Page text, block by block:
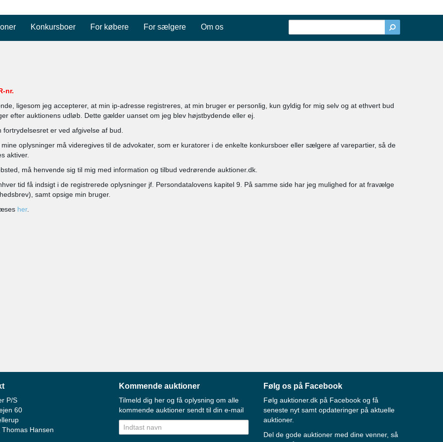
Konkursboer For købere For sælgere Om os
nr.
ligesom jeg accepterer, at min ip-adresse registreres, at min bruger er personlig, kun gyldig for mig selv og at ethvert bud
efter auktionens udløb. Dette gælder uanset om jeg blev højstbydende eller ej.
er ved afgivelse af bud.
oplysninger må videregives til de advokater, som er kuratorer i de enkelte konkursboer eller sælgere af varepartier, så de
aktiver.
må henvende sig til mig med information og tilbud vedrørende auktioner.dk.
tid få indsigt i de registrerede oplysninger jf. Persondatalovens kapitel 9. På samme side har jeg mulighed for at fravælge
samt opsige min bruger.
her.
P/S
60
Thomas Hansen
Kommende auktioner
Tilmeld dig her og få oplysning om alle
kommende auktioner sendt til din e-mail
Følg os på Facebook
Følg auktioner.dk på Facebook og få
seneste nyt samt opdateringer på aktuelle
auktioner.
Del de gode auktioner med dine venner, så